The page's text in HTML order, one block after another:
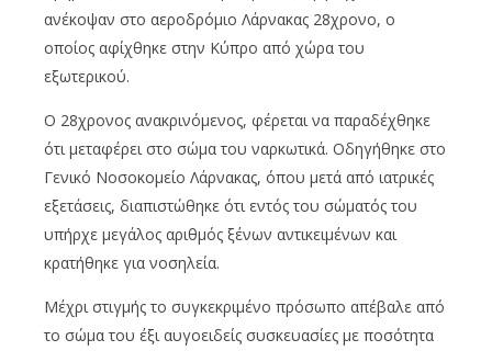
ανέκοψαν στο αεροδρόμιο Λάρνακας 28χρονο, ο
οποίος αφίχθηκε στην Κύπρο από χώρα του
εξωτερικού.
Ο 28χρονος ανακρινόμενος, φέρεται να παραδέχθηκε
ότι μεταφέρει στο σώμα του ναρκωτικά. Οδηγήθηκε στο
Γενικό Νοσοκομείο Λάρνακας, όπου μετά από ιατρικές
εξετάσεις, διαπιστώθηκε ότι εντός του σώματός του
υπήρχε μεγάλος αριθμός ξένων αντικειμένων και
κρατήθηκε για νοσηλεία.
Μέχρι στιγμής το συγκεκριμένο πρόσωπο απέβαλε από
το σώμα του έξι αυγοειδείς συσκευασίες με ποσότητα